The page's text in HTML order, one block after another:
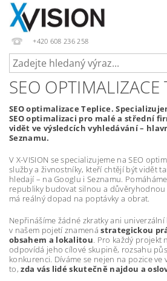
+420 608 236 258
SEO OPTIMALIZACE
SEO optimalizace Teplice.
SEO optimalizaci pro malé a střední
vidět ve výsledcích vyhledávání –
Seznamu.
V X-VISION se specializujeme na SEO
služby a živnostníky, kteří chtějí být vidět
hledají – na Googlu i Seznamu.
republiky budovat silnou a
má reálný dopad na poptávky a obrat.
Nepřinášíme žádné zkratky ani univerzální
v našem pojetí znamenástrategickou
obsahem a lokalitou. Pro každý projekt
odpovídá jeho cílové skupině, rozsahu
konkurenci. Díváme se nejen na pozice ve
to,zda vás lidé skutečně najdou a